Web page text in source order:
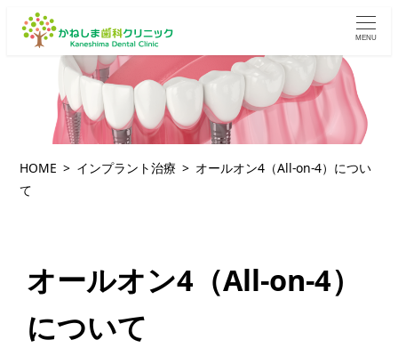
MENU
HOME インプラント治療
オールオン4（All-on-4）につい
て
オールオン4（All-on-4）
について